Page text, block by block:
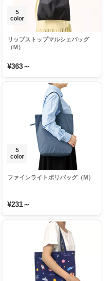
5
color
リップストップマルシェバッグ
（M）
¥363～
5
color
ファインライトポリバッグ（M）
¥231～